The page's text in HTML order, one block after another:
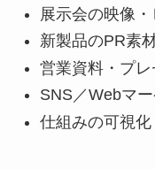
展示会の映像
新製品のPR素
営業資料・プ
SNS／Webマ
仕組みの可視